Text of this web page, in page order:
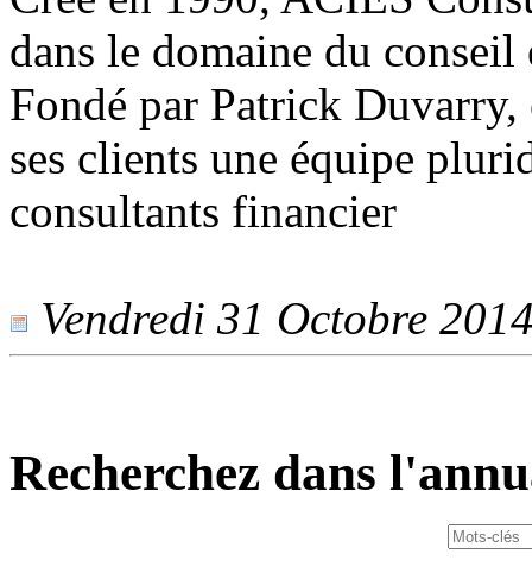
dans le domaine du
Fondé par Patrick
ses clients une équipe
consultants financier
Vendredi 31 Octobre
Recherchez dans